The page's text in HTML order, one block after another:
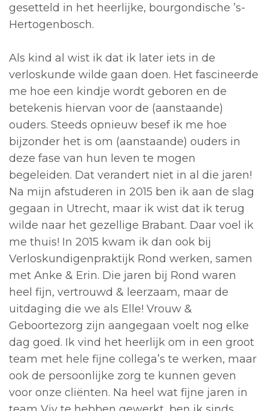
gesetteld in het heerlijke, bourgondische ’s-
Hertogenbosch.
Als kind al wist ik dat ik later iets in de
verloskunde wilde gaan doen. Het fascineerde
me hoe een kindje wordt geboren en de
betekenis hiervan voor de (aanstaande)
ouders. Steeds opnieuw besef ik me hoe
bijzonder het is om (aanstaande) ouders in
deze fase van hun leven te mogen
begeleiden. Dat verandert niet in al die jaren!
Na mijn afstuderen in 2015 ben ik aan de slag
gegaan in Utrecht, maar ik wist dat ik terug
wilde naar het gezellige Brabant. Daar voel ik
me thuis! In 2015 kwam ik dan ook bij
Verloskundigenpraktijk Rond werken, samen
met Anke & Erin. Die jaren bij Rond waren
heel fijn, vertrouwd & leerzaam, maar de
uitdaging die we als Elle! Vrouw &
Geboortezorg zijn aangegaan voelt nog elke
dag goed. Ik vind het heerlijk om in een groot
team met hele fijne collega’s te werken, maar
ook de persoonlijke zorg te kunnen geven
voor onze cliënten. Na heel wat fijne jaren in